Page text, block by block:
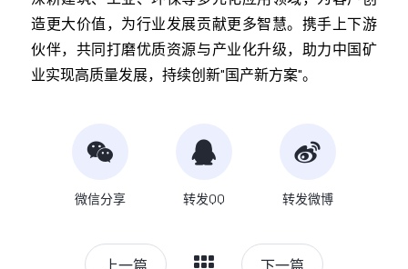
造更大价值，为行业发展贡献更多智慧。携手上下游
伙伴，共同打磨优质资源与产业化升级，助力中国矿
业实现高质量发展，持续创新"国产新方案"。
微信分享 转发QQ 转发微博
上一篇 下一篇